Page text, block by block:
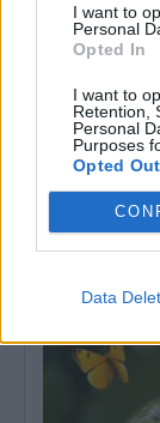
I want to
Personal
Opted In
I want to
Retention,
Personal
Purposes
Opted Out
Data
Portalegre